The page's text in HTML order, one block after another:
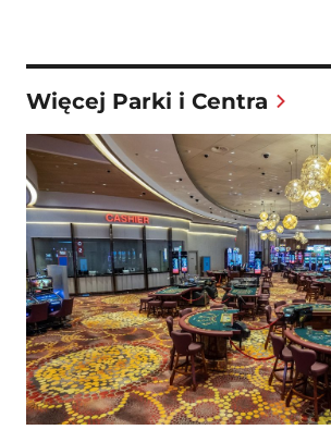
Więcej Parki i Centra